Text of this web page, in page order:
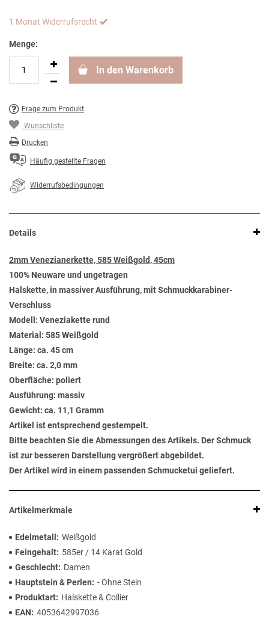
1 Monat Widerrufsrecht
Menge:
In den Warenkorb
Frage zum Produkt
Wunschliste
Drucken
Häufig gestellte Fragen
Widerrufsbedingungen
Details
2mm Venezianerkette, 585 Weißgold, 45cm
100% Neuware und ungetragen
Halskette, in massiver Ausführung, mit Schmuckkarabiner-
Verschluss
Modell: Veneziakette rund
Material: 585 Weißgold
Länge: ca. 45 cm
Breite: ca. 2,0 mm
Oberfläche: poliert
Ausführung: massiv
Gewicht: ca. 11,1 Gramm
Artikel ist entsprechend gestempelt.
Bitte beachten Sie die Abmessungen des Artikels. Der Schmuck
ist zur besseren Darstellung vergrößert abgebildet.
Der Artikel wird in einem passenden Schmucketui geliefert.
Artikelmerkmale
Edelmetall
Weißgold
Feingehalt
585er / 14 Karat Gold
Geschlecht
Damen
Hauptstein & Perlen
- Ohne Stein
Produktart
Halskette & Collier
EAN
4053642997036